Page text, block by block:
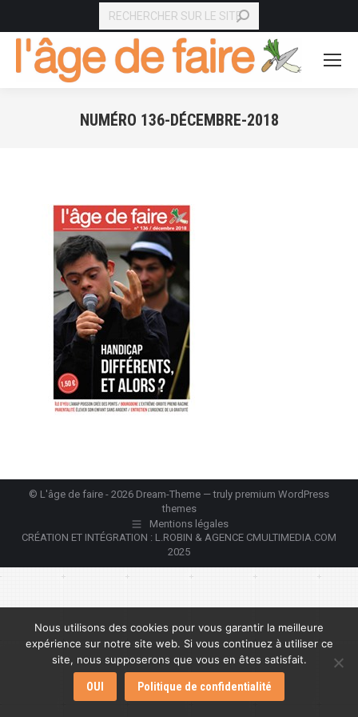
RECHERCHE
NUMÉRO 136-DÉCEMBRE-2018
© L'âge de faire - 2026 Dream-Theme — truly premium WordPress
themes
Mentions légales
CRÉATION ET INTÉGRATION : L.ROBIN & AGENCE CMULTIMEDIA.COM
2025
Nous utilisons des cookies pour vous garantir la meilleure
expérience sur notre site web. Si vous continuez à utiliser ce
site, nous supposerons que vous en êtes satisfait.
OUI Politique de confidentialité